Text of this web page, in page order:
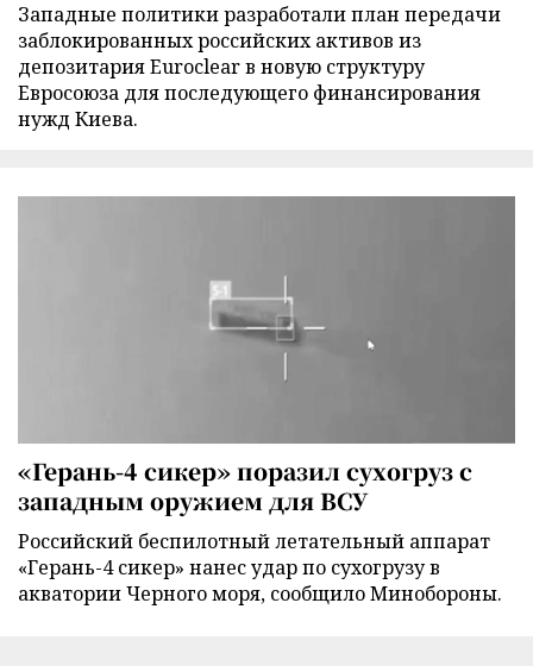
Западные политики разработали план передачи
заблокированных российских активов из
депозитария Euroclear в новую структуру
Евросоюза для последующего финансирования
нужд Киева.
«Герань-4 сикер» поразил сухогруз с
западным оружием для ВСУ
Российский беспилотный летательный аппарат
«Герань-4 сикер» нанес удар по сухогрузу в
акватории Черного моря, сообщило Минобороны.